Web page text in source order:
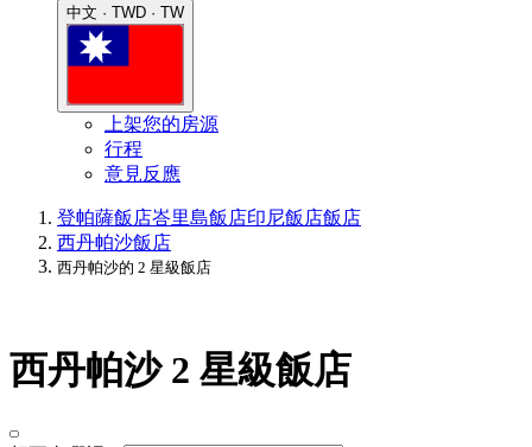
中文 · TWD · TW
上架您的房源
行程
意見反應
登帕薩飯店峇里島飯店印尼飯店飯店
西丹帕沙飯店
西丹帕沙的 2 星級飯店
西丹帕沙 2 星級飯店